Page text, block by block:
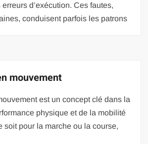
d’exécution. Ces fautes,
conduisent parfois les patrons
mouvement
est un concept clé dans la
physique et de la mobilité
soit pour la marche ou la course,